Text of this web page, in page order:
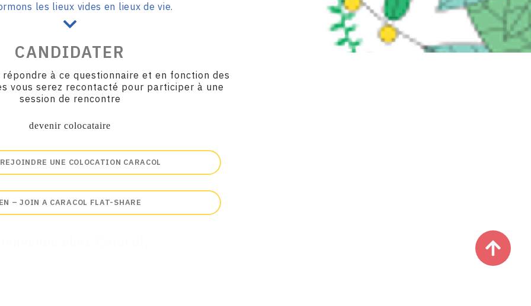
les lieux vides en lieux de vie.
CANDIDATER
répondre à ce questionnaire et en fonction des
vous serez recontacté pour participer à une
session de rencontre
devenir colocataire
UNE COLOCATION CARACOL
EN – JOIN A CARACOL FLAT-SHARE